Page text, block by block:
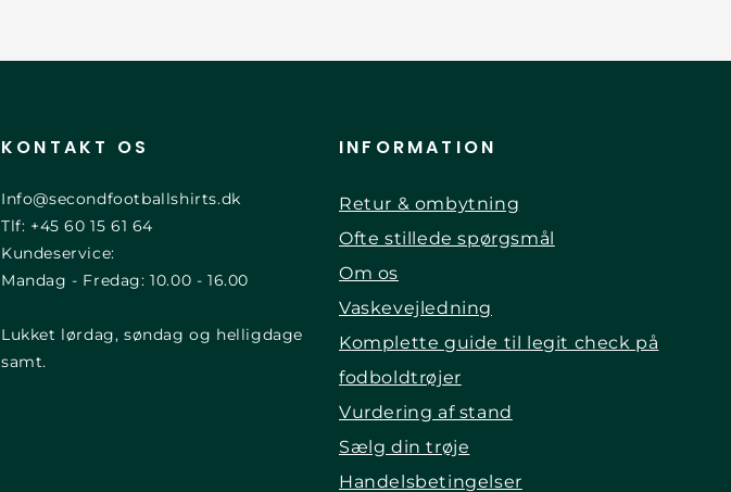
KONTAKT OS
Info@secondfootballshirts.dk
Tlf: +45 60 15 61 64
Kundeservice:
Mandag - Fredag: 10.00 - 16.00
Lukket lørdag, søndag og helligdage
samt.
INFORMATION
Retur & ombytning
Ofte stillede spørgsmål
Om os
Vaskevejledning
Komplette guide til legit check på
fodboldtrøjer
Vurdering af stand
Sælg din trøje
Handelsbetingelser